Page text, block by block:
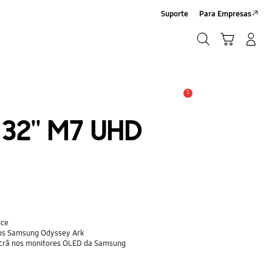
Suporte Para Empresas
1
M7 UHD
Samsung Odyssey Ark
nos monitores OLED da Samsung